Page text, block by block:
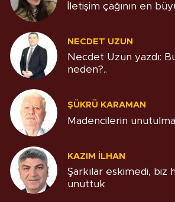
İletişim çağının en
NECDET UZUN
Necdet Uzun yazdı:
neden?..
ŞÜKRÜ KARAMAN
Madencilerin
KAZIM İLHAN
Şarkılar eskimedi, biz
unuttuk